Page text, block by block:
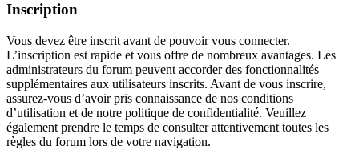
Inscription
Vous devez être inscrit avant de pouvoir vous connecter.
L’inscription est rapide et vous offre de nombreux avantages. Les
administrateurs du forum peuvent accorder des fonctionnalités
supplémentaires aux utilisateurs inscrits. Avant de vous inscrire,
assurez-vous d’avoir pris connaissance de nos conditions
d’utilisation et de notre politique de confidentialité. Veuillez
également prendre le temps de consulter attentivement toutes les
règles du forum lors de votre navigation.